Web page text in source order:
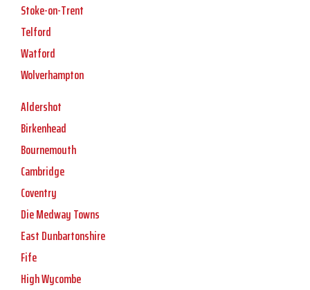
Stoke-on-Trent
Telford
Watford
Wolverhampton
Aldershot
Birkenhead
Bournemouth
Cambridge
Coventry
Die Medway Towns
East Dunbartonshire
Fife
High Wycombe